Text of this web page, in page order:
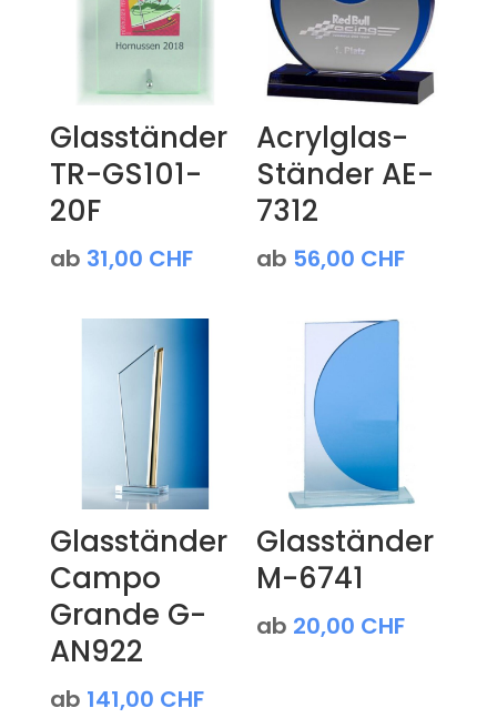
Glasständer
TR-GS101-
20F
ab 31,00 CHF
Acrylglas-
Ständer AE-
7312
ab 56,00 CHF
Glasständer
Campo
Grande G-
AN922
ab 141,00 CHF
Glasständer
M-6741
ab 20,00 CHF